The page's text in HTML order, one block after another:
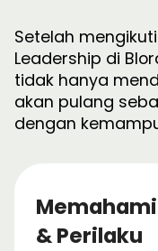
Setelah
Leadership di
tidak hanya
akan pulang
dengan
& Perilaku